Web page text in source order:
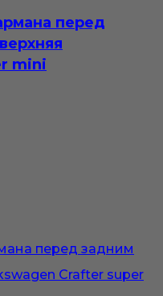
перед
mini